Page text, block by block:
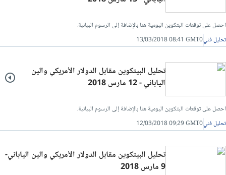
احصل على توقعات البتكوين اليومية هنا بالإضافة إلى الرسوم البيانية.
تحليل فني13/03/2018 08:41 GMT0
تحليل البيتكوين مقابل الدولار الأمريكي والين
الياباني - 12 مارس 2018
احصل على توقعات البتكوين اليومية هنا بالإضافة إلى الرسوم البيانية.
تحليل فني12/03/2018 09:29 GMT0
تحليل البيتكوين مقابل الدولار الأمريكي والين الياباني-
9 مارس 2018